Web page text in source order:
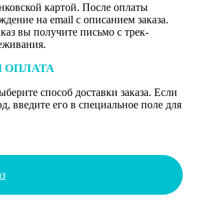
картой. После оплаты
на email с описанием заказа.
вы получите письмо с трек-
ОПЛАТА
способ доставки заказа. Если
введите его в специальное поле для